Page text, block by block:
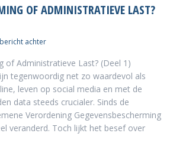
OF ADMINISTRATIEVE LAST?
achter
of Administratieve Last? (Deel 1)
tegenwoordig net zo waardevol als
leven op social media en met de
data steeds crucialer. Sinds de
Verordening Gegevensbescherming
veranderd. Toch lijkt het besef over